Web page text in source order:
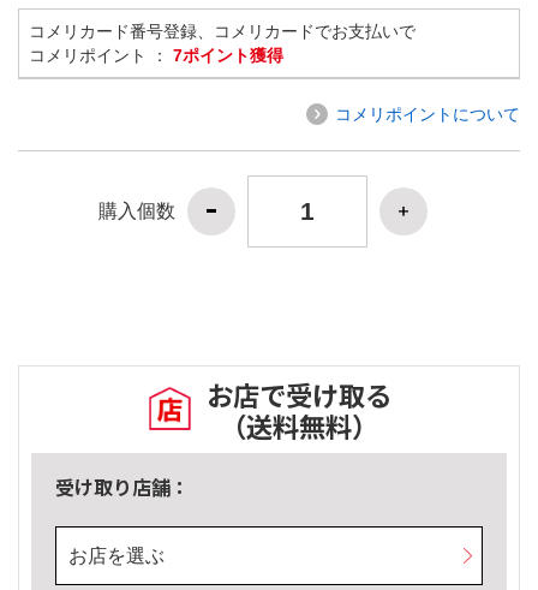
コメリカード番号登録、コメリカードでお支払いで
コメリポイント ： 7ポイント獲得
コメリポイントについて
購入個数
お店で受け取る
（送料無料）
受け取り店舗：
お店を選ぶ